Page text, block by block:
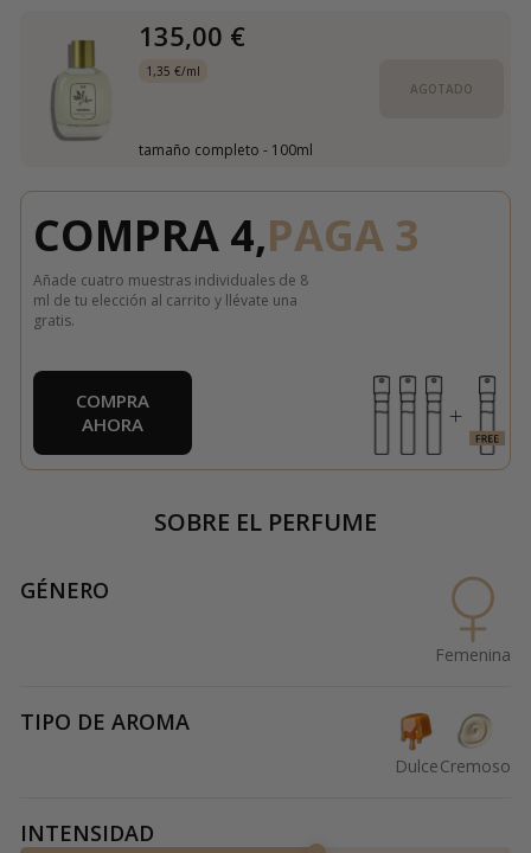
135,00 €
1,35 €/ml
tamaño completo - 100ml
AGOTADO
COMPRA 4,PAGA 3
Añade cuatro muestras individuales de 8
ml de tu elección al carrito y llévate una
gratis.
COMPRA
AHORA
SOBRE EL PERFUME
GÉNERO
Femenina
TIPO DE AROMA
DulceCremoso
INTENSIDAD